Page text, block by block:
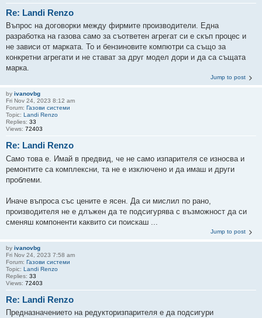
Re: Landi Renzo
Въпрос на договорки между фирмите производители. Една
разработка на газова само за съответен агрегат си е скъп процес и
не зависи от марката. То и бензиновите компютри са също за
конкретни агрегати и не стават за друг модел дори и да са същата
марка.
Jump to post
by ivanovbg
Fri Nov 24, 2023 8:12 am
Forum: Газови системи
Topic: Landi Renzo
Replies: 33
Views: 72403
Re: Landi Renzo
Само това е. Имай в предвид, че не само изпарителя се износва и
ремонтите са комплексни, та не е изключено и да имаш и други
проблеми.
Иначе въпроса със цените е ясен. Да си мислил по рано,
производителя не е длъжен да те подсигурява с възможност да си
сменяш компоненти каквито си поискаш ...
Jump to post
by ivanovbg
Fri Nov 24, 2023 7:58 am
Forum: Газови системи
Topic: Landi Renzo
Replies: 33
Views: 72403
Re: Landi Renzo
Предназначението на редукторизпарителя е да подсигури